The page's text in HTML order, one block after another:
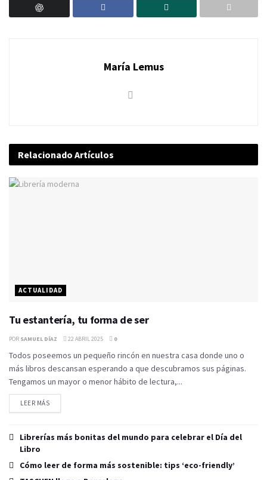
María Lemus
Relacionado Artículos
ACTUALIDAD
Tu estantería, tu forma de ser
POR SAMUEL DÍAZ 22 ABRIL 2025 0
Todos poseemos un pequeño rincón en nuestra casa donde uno o
más libros descansan esperando a que descubramos sus páginas.
Tengamos un mayor o menor hábito de lectura,...
LEER MÁS
Librerías más bonitas del mundo para celebrar el Día del
Libro
Cómo leer de forma más sostenible: tips ‘eco-friendly’